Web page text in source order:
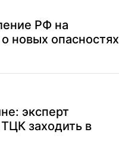
РФ на
новых опасностях
эксперт
заходить в